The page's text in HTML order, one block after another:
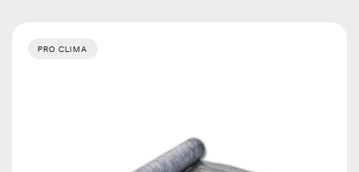
PRO CLIMA